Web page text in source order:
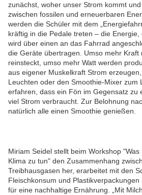
zunächst, woher unser Strom kommt
zwischen fossilen und erneuerbaren
werden die Schüler mit dem
kräftig in die Pedale treten – die Energie,
wird über einen an das Fahrrad
die Geräte übertragen. Umso mehr Kraft
reinsteckt, umso mehr Watt werden
aus eigener Muskelkraft Strom
Leuchten oder den Smoothie-Mixer zum
erfahren, dass ein Fön im Gegensatz zu
viel Strom verbraucht. Zur Belohnung
natürlich alle einen Smoothie genießen.
Miriam Seidel stellt beim Workshop
Klima zu tun" den Zusammenhang
Treibhausgasen her, erarbeitet mit den
Fleischkonsum und
für eine nachhaltige Ernährung. „Mit